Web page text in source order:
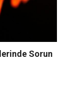
Sorun